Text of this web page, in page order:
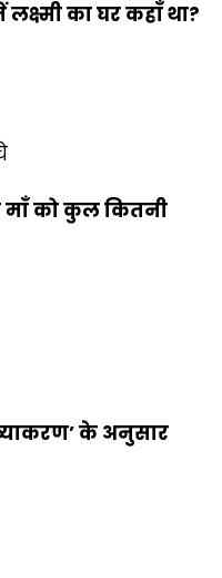
लक्ष्मी का घर कहाँ था?
माँ को कुल कितनी
के अनुसार